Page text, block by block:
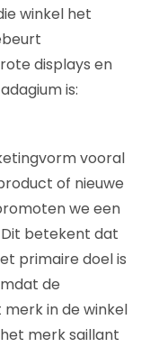
winkel het
displays en
is:
vooral
of nieuwe
we een
Dit betekent dat
primaire doel is
de
in de winkel
merk saillant